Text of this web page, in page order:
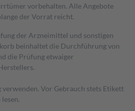
vorbehalten. Alle Angebote
der Vorrat reicht.
der Arzneimittel und sonstigen
beinhaltet die Durchführung von
die Prüfung etwaiger
Vor Gebrauch stets Etikett